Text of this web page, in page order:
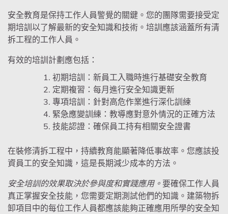
安全教育是保持工作人員警覺的關鍵。您的團隊需要接受定
期培訓以了解最新的安全知識和技術。培訓應該涵蓋所有清
拆工程的工作人員。
有效的培訓計劃應包括：
初期培訓：新員工入職時進行基礎安全教育
定期複習：每月進行安全知識更新
專項培訓：針對高危作業進行深化訓練
緊急應變訓練：教導應對意外情況的正確方法
技能認證：確保員工持有相關安全證書
在裝修清拆工程中，持續教育能顯著降低事故率。您應該投
資員工的安全知識，這是長期減少成本的方法。
安全培訓的效果取決於參與度和實踐應用。 要確保工作人員
真正掌握安全技能，您需要定期測試他們的知識。建築物拆
卸項目中的每位工作人員都應該能夠正確應用所學的安全知